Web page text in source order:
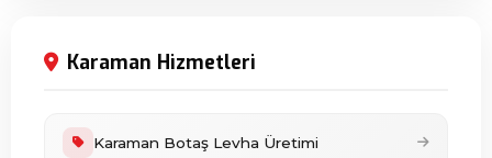
Karaman Hizmetleri
Karaman Botaş Levha Üretimi